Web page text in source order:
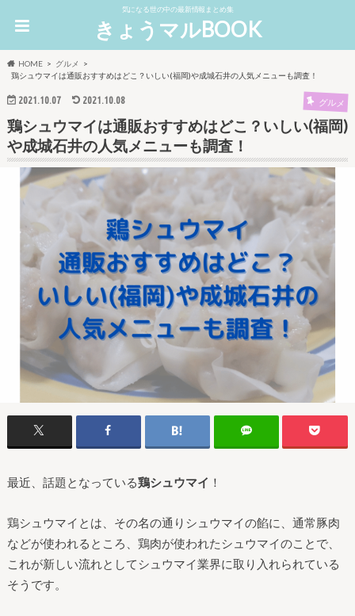
気になる世の中の最新情報まとめ集
きょうマルBOOK
HOME
グルメ
鶏シュウマイは通販おすすめはどこ？いしい(福岡)や成城石井の人気メニューも調査！
2021.10.07 2021.10.08 グルメ
鶏シュウマイは通販おすすめはどこ？いしい(福岡)
や成城石井の人気メニューも調査！
最近、話題となっている鶏シュウマイ ！
鶏シュウマイとは、その名の通りシュウマイの餡に、通常豚肉
などが使われるところ、鶏肉が使われたシュウマイのことで、
これが新しい流れとしてシュウマイ業界に取り入れられている
そうです。